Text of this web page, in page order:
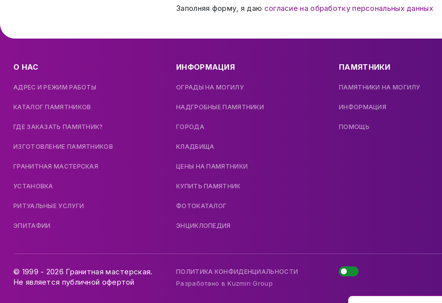
Заполняя форму, я даю согласие на обработку персональных данных
О НАС
АДРЕС И РЕЖИМ РАБОТЫ
КАТАЛОГ ПАМЯТНИКОВ
ГДЕ ЗАКАЗАТЬ ПАМЯТНИК?
ИЗГОТОВЛЕНИЕ ПАМЯТНИКОВ
ГРАНИТНАЯ МАСТЕРСКАЯ
УСТАНОВКА
РИТУАЛЬНЫЕ УСЛУГИ
ЭПИТАФИИ
ИНФОРМАЦИЯ
ОГРАДЫ НА МОГИЛУ
НАДГРОБНЫЕ ПАМЯТНИКИ
ГОРОДА
КЛАДБИЩА
ЦЕНЫ НА ПАМЯТНИКИ
КУПИТЬ ПАМЯТНИК
ФОТОКАТАЛОГ
ЭНЦИКЛОПЕДИЯ
ПАМЯТНИКИ
ПАМЯТНИКИ НА МОГИЛУ
ИНФОРМАЦИЯ
ПОМОЩЬ
© 1999 - 2026 Гранитная мастерская.
Не является публичной офертой
ПОЛИТИКА КОНФИДЕНЦИАЛЬНОСТИ
Разработано вKuzmin Group